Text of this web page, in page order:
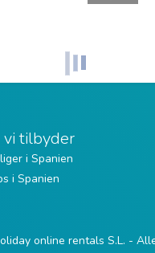
vi tilbyder
i Spanien
i Spanien
online rentals S.L. -